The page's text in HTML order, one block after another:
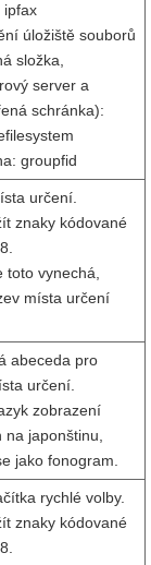
ipfax
úložiště souborů
složka,
server a
schránka):
groupfid
určení.
znaky kódované
toto vynechá,
místa určení
abeceda pro
určení.
zobrazení
na japonštinu,
jako fonogram.
rychlé volby.
znaky kódované